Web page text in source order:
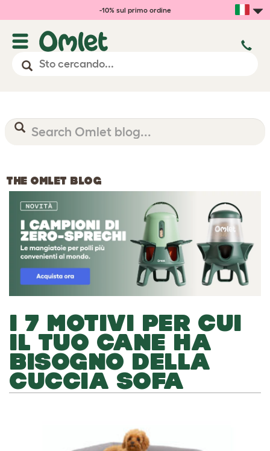
-10% sul primo ordine
THE OMLET BLOG
I 7 MOTIVI PER CUI
IL TUO CANE HA
BISOGNO DELLA
CUCCIA SOFA